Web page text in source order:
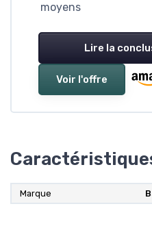
moyens
Lire la
Voir l'offre
Marque